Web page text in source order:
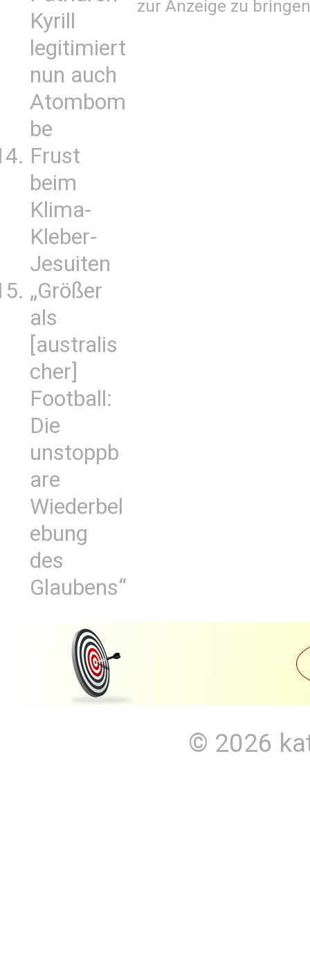
Kyrill
legitimiert
nun auch
Atombom
be
Frust
beim
Klima-
Kleber-
Jesuiten
„Größer
als
[australis
cher]
Football:
Die
unstoppb
are
Wiederbel
ebung
des
Glaubens“
zur Anzeige zu
© 2026